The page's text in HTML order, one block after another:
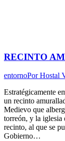
RECINTO
entornoPorHostal
Estratégicamente
un recinto
Medievo que
torreón, y la
recinto, al que se
Gobierno…